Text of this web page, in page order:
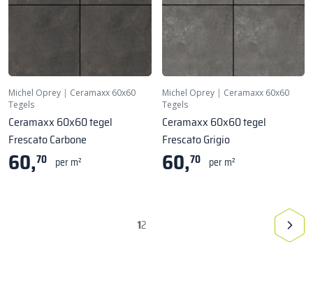
Michel Oprey | Ceramaxx 60x60
Tegels
Ceramaxx 60x60 tegel
Frescato Carbone
60,70 per m²
Michel Oprey| Ceramaxx 60x60
Tegels
Ceramaxx 60x60 tegel
Frescato Grigio
60,70 per m²
12